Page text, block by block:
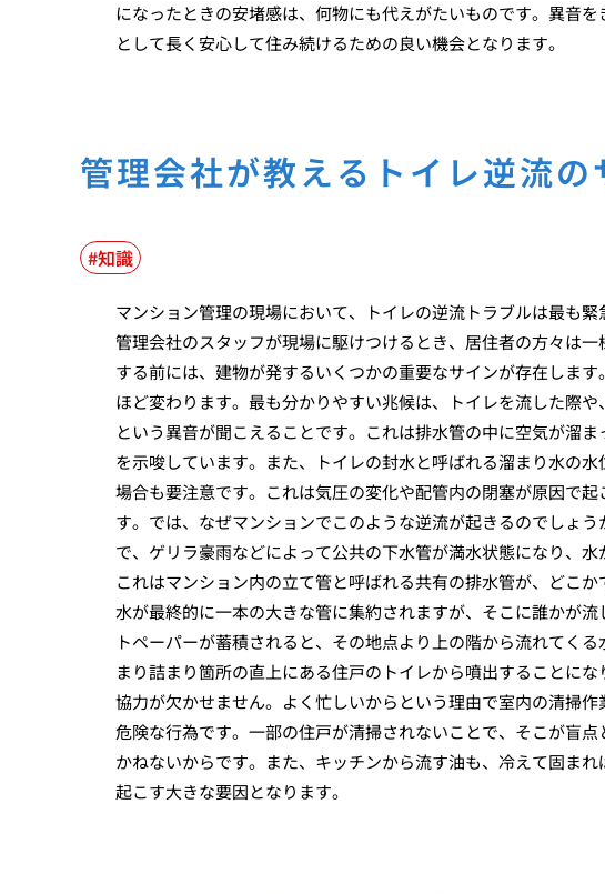
になったときの安堵感は、何物にも代えがたいものです。異音
として長く安心して住み続けるための良い機会となります。
管理会社が教えるトイレ逆流の
知識
マンション管理の現場において、トイレの逆流トラブルは最も
管理会社のスタッフが現場に駆けつけるとき、居住者の方々は
する前には、建物が発するいくつかの重要なサインが存在しま
ほど変わります。最も分かりやすい兆候は、トイレを流した際
という異音が聞こえることです。これは排水管の中に空気が溜
を示唆しています。また、トイレの封水と呼ばれる溜まり水の
場合も要注意です。これは気圧の変化や配管内の閉塞が原因で
す。では、なぜマンションでこのような逆流が起きるのでしょ
で、ゲリラ豪雨などによって公共の下水管が満水状態になり、
これはマンション内の立て管と呼ばれる共有の排水管が、どこ
水が最終的に一本の大きな管に集約されますが、そこに誰かが
トペーパーが蓄積されると、その地点より上の階から流れてく
まり詰まり箇所の直上にある住戸のトイレから噴出することに
協力が欠かせません。よく忙しいからという理由で室内の清掃
危険な行為です。一部の住戸が清掃されないことで、そこが盲
かねないからです。また、キッチンから流す油も、冷えて固ま
起こす大きな要因となります。